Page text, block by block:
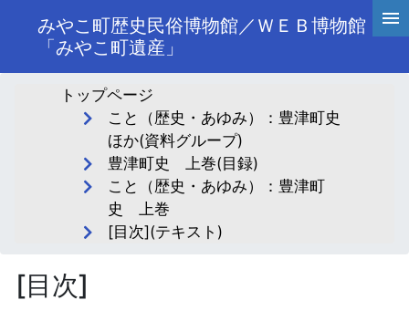
みやこ町歴史民俗博物館／ＷＥＢ博物館
「みやこ町遺産」
トップページ
こと（歴史・あゆみ）：豊津町史
ほか(資料グループ)
豊津町史 上巻(目録)
こと（歴史・あゆみ）：豊津町
史 上巻
[目次](テキスト)
[目次]